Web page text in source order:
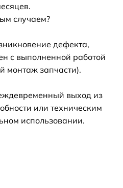
случаем?
дефекта,
с выполненной работой
монтаж запчасти).
выход из
или техническим
использовании.